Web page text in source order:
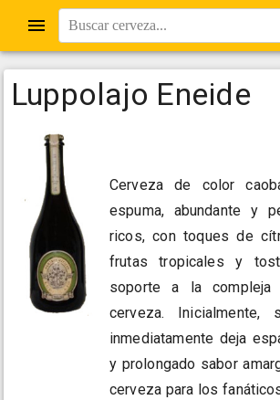
Buscar cerveza...
Luppolajo Eneide
Cerveza de color
espuma, abundante y
ricos, con toques de
frutas tropicales y
soporte a la compleja
cerveza. Inicialmente,
inmediatamente deja
y prolongado sabor
cerveza para los